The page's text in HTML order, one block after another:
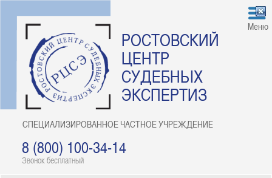
РОСТОВСКИЙ
ЦЕНТР
СУДЕБНЫХ
ЭКСПЕРТИЗ
СПЕЦИАЛИЗИРОВАННОЕ ЧАСТНОЕ УЧРЕЖДЕНИЕ
8 (800) 100-34-14
Звонок бесплатный
Меню